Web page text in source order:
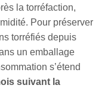
la torréfaction,
Pour préserver
torréfiés depuis
un emballage
s’étend
suivant la